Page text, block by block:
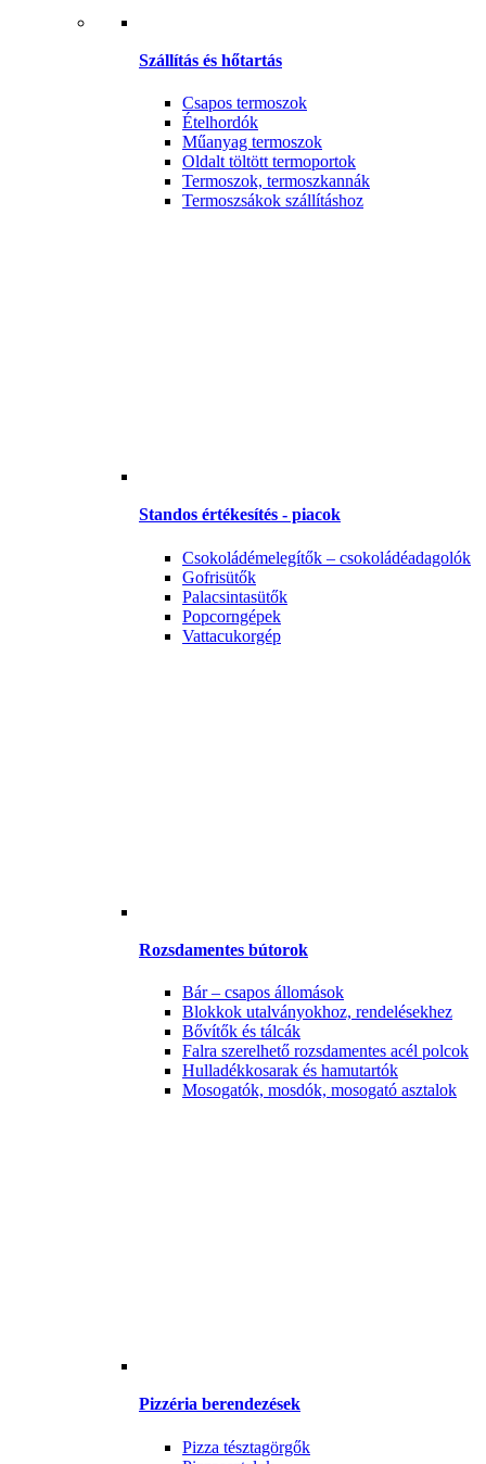
Szállítás és hőtartás
Csapos termoszok
Ételhordók
Műanyag termoszok
Oldalt töltött termoportok
Termoszok, termoszkannák
Termoszsákok szállításhoz
Standos értékesítés - piacok
Csokoládémelegítők – csokoládéadagolók
Gofrisütők
Palacsintasütők
Popcorngépek
Vattacukorgép
Rozsdamentes bútorok
Bár – csapos állomások
Blokkok utalványokhoz, rendelésekhez
Bővítők és tálcák
Falra szerelhető rozsdamentes acél polcok
Hulladékkosarak és hamutartók
Mosogatók, mosdók, mosogató asztalok
Pizzéria berendezések
Pizza tésztagörgők